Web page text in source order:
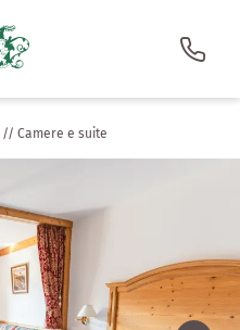
// Camere e suite